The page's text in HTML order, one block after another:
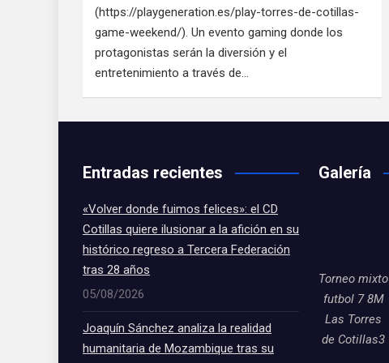
(https://playgeneration.es/play-torres-de-cotillas-
game-weekend/). Un evento gaming donde los
protagonistas serán la diversión y el
entretenimiento a través de…
Entradas recientes
«Volver donde fuimos felices»: el CD
Cotillas quiere ilusionar a la afición en su
histórico regreso a Tercera Federación
tras 28 años
05/08/2026
Joaquín Sánchez analiza la realidad
humanitaria de Mozambique tras su
Galería
Torneo mixto
futbol 7 8M
Las Torres
de Cotillas3